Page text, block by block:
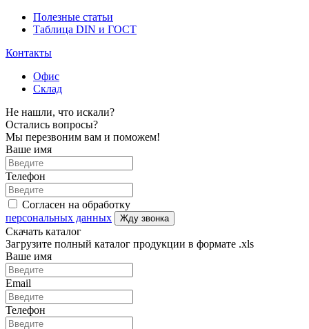
Полезные статьи
Таблица DIN и ГОСТ
Контакты
Офис
Склад
Не нашли, что искали?
Остались вопросы?
Мы перезвоним вам и поможем!
Ваше имя
Телефон
Согласен на обработку
персональных данных
Жду звонка
Скачать каталог
Загрузите полный каталог продукции в формате .xls
Ваше имя
Email
Телефон